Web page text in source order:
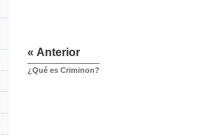
« Anterior
¿Qué es Criminon?